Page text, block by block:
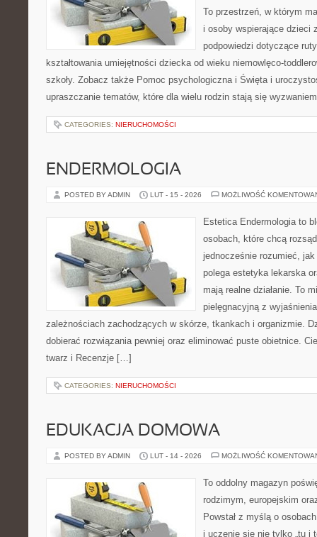
To przestrzeń, w którym
i osoby wspierające dzieci
podpowiedzi dotyczące
kształtowania umiejętności dziecka od wieku niemowlęco-
szkoły. Zobacz także Pomoc psychologiczna i Święta i
upraszczanie tematów, które dla wielu rodzin stają się
CATEGORIES: NIERUCHOMOŚCI
ENDERMOLOGIA
POSTED BY ADMIN LUT - 15 - 2026 MOŻLIWOŚĆ
Estetica Endermologia to
osobach, które chcą
jednocześnie rozumieć,
polega estetyka lekarska
mają realne działanie. To
pielęgnacyjną z
zależnościach zachodzących w skórze, tkankach i organizmie.
dobierać rozwiązania pewniej oraz eliminować puste obietnice.
twarz i Recenzje […]
CATEGORIES: NIERUCHOMOŚCI
EDUKACJA DOMOWA
POSTED BY ADMIN LUT - 14 - 2026 MOŻLIWOŚĆ
To oddolny magazyn
rodzimym, europejskim
Powstał z myślą o
i uczenie się nie tylko „tu i